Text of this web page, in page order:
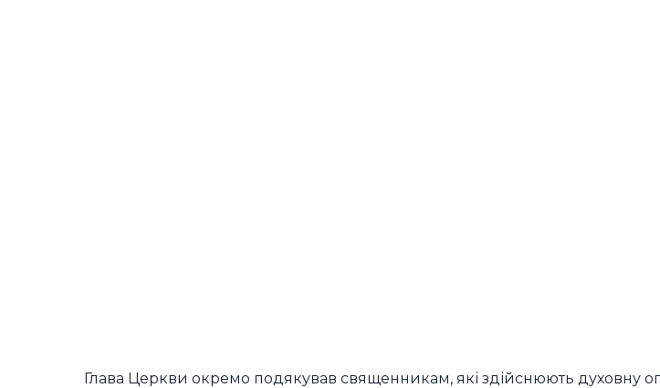
Глава Церкви окремо подякував священникам, які здійснюють духовну